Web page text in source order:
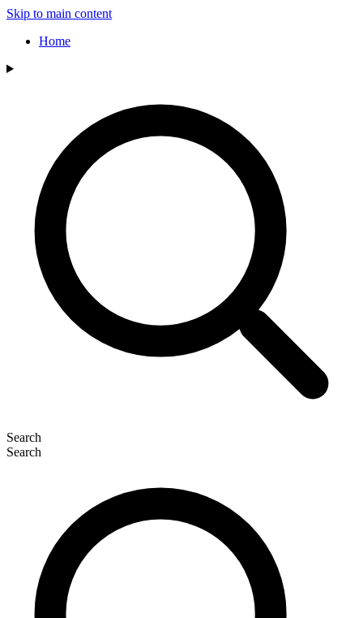
Skip to main content
Home
Search
Search